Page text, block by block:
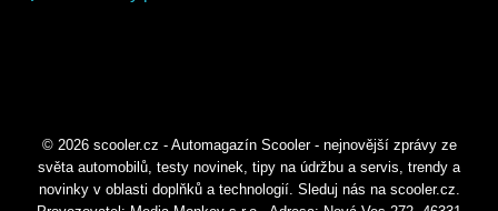
© 2026 scooler.cz - Automagazín Scooler - nejnovější zprávy ze
světa automobilů, testy novinek, tipy na údržbu a servis, trendy a
novinky v oblasti doplňků a technologií. Sleduj nás na scooler.cz.